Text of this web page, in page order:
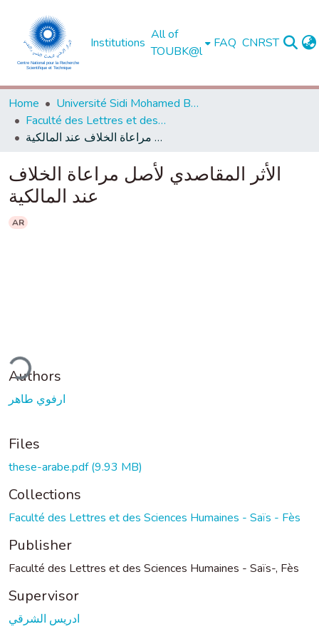
Institutions
All of
TOUBK@l
FAQ CNRST
Home
Université Sidi Mohamed Ben Abdellah de Fès
Faculté des Lettres et des Sciences Humaines - Saïs - Fès
الأثر المقاصدي لأصل مراعاة الخلاف عند المالكية
الأثر المقاصدي لأصل مراعاة الخلاف
عند المالكية
AR
Authors
ارفوي طاهر
Files
these-arabe.pdf(9.93 MB)
Collections
Faculté des Lettres et des Sciences Humaines - Saïs - Fès
Publisher
Faculté des Lettres et des Sciences Humaines - Saïs-, Fès
Supervisor
ادريس الشرقي